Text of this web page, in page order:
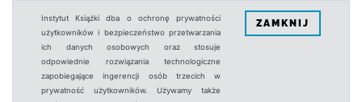
Instytut Książki dba o ochronę prywatności
użytkowników i bezpieczeństwo przetwarzania
ich danych osobowych oraz stosuje
odpowiednie rozwiązania technologiczne
zapobiegające ingerencji osób trzecich w
prywatność użytkowników. Używamy także
ZAMKNIJ